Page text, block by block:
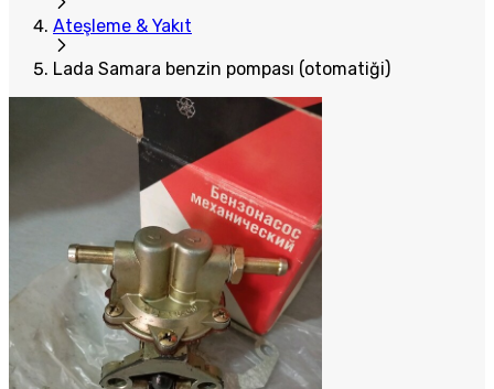
Ateşleme & Yakıt
Lada Samara benzin pompası (otomatiği)